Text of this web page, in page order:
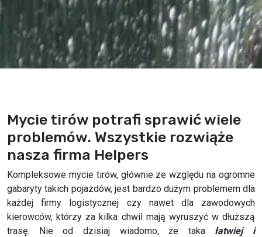
Mycie tirów potrafi sprawić wiele
problemów. Wszystkie rozwiąże
nasza firma Helpers
Kompleksowe mycie tirów, głównie ze względu na ogromne
gabaryty takich pojazdów, jest bardzo dużym problemem dla
każdej firmy logistycznej czy nawet dla zawodowych
kierowców, którzy za kilka chwil mają wyruszyć w dłuższą
trasę. Nie od dzisiaj wiadomo, że taka łatwiej i